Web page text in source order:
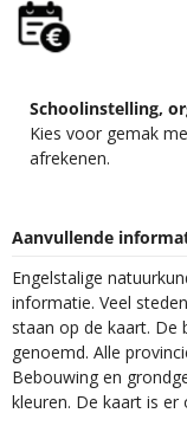
Schoolinstelling,
Kies voor gemak
afrekenen.
Aanvullende
Engelstalige
informatie. Veel
staan op de kaart. De
genoemd. Alle
Bebouwing en
kleuren. De kaart is er